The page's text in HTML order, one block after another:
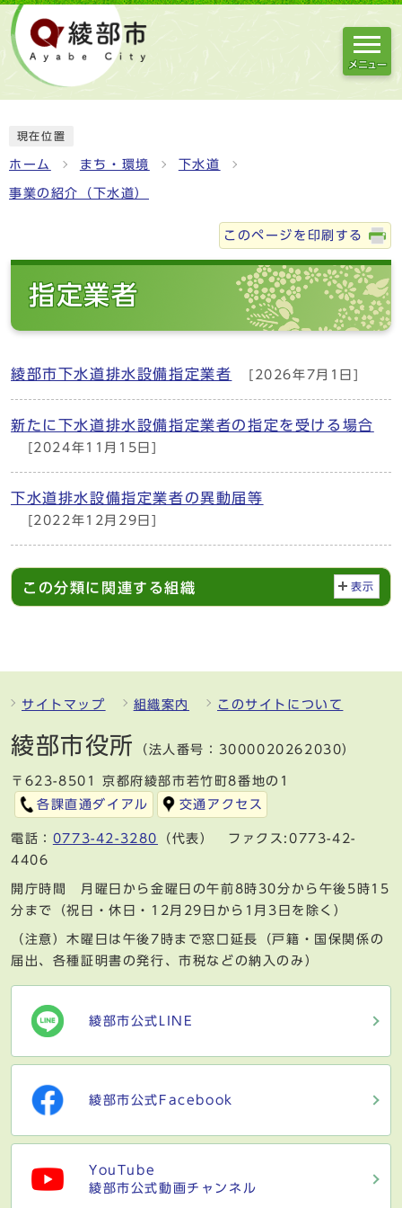
メニュー
現在位置
ホーム まち・環境 下水道
事業の紹介（下水道）
このページを印刷する
指定業者
綾部市下水道排水設備指定業者 [2026年7月1日]
新たに下水道排水設備指定業者の指定を受ける場合
[2024年11月15日]
下水道排水設備指定業者の異動届等
[2022年12月29日]
この分類に関連する組織 表示
サイトマップ 組織案内 このサイトについて
綾部市役所 （法人番号：3000020262030）
〒623-8501 京都府綾部市若竹町8番地の1
各課直通ダイアル
交通アクセス
電話： 0773-42-3280
（代表） ファクス:0773-42-
4406
開庁時間 月曜日から金曜日の午前8時30分から午後5時15
分まで（祝日・休日・12月29日から1月3日を除く）
（注意）木曜日は午後7時まで窓口延長（戸籍・国保関係の
届出、各種証明書の発行、市税などの納入のみ）
綾部市公式LINE
綾部市公式Facebook
YouTube
綾部市公式動画チャンネル